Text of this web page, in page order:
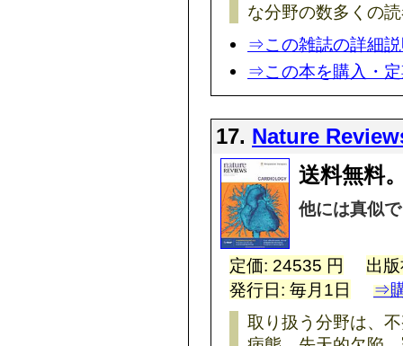
な分野の数多くの
⇒この雑誌の詳細
⇒この本を購入・
17. Nature
送料無料
他には真似
定価: 24535 円
出
発行日: 毎月1日
⇒
取り扱う分野は、